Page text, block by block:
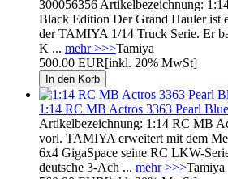
300056356 Artikelbezeichnung:
Black Edition Der Grand Hauler ist
der TAMIYA 1/14 Truck Serie. Er
K ... mehr >>>Tamiya
500.00 EUR[inkl. 20% MwSt]
1:14 RC MB Actros 3363 Pearl
Artikelbezeichnung: 1:14 RC MB
vorl. TAMIYA erweitert mit dem
6x4 GigaSpace seine RC LKW-
deutsche 3-Ach ... mehr >>>Tamiya